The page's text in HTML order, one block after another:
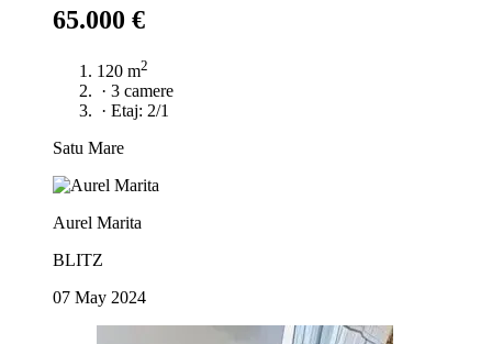
65.000 €
120 m2
· 3 camere
· Etaj: 2/1
Satu Mare
Aurel Marita
BLITZ
07 May 2024